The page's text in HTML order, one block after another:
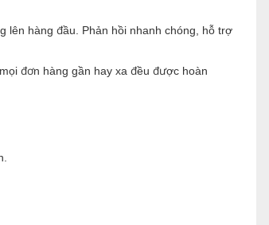
lên hàng đầu. Phản hồi nhanh chóng, hỗ trợ
đơn hàng gần hay xa đều được hoàn